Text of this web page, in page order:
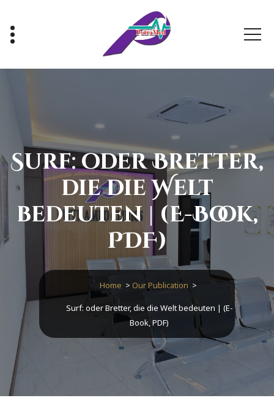
content
Surf: oder Bretter,
die die Welt
bedeuten | (E-Book,
PDF)
Home > Our Publication >
Surf: oder Bretter, die die Welt bedeuten | (E-
Book, PDF)